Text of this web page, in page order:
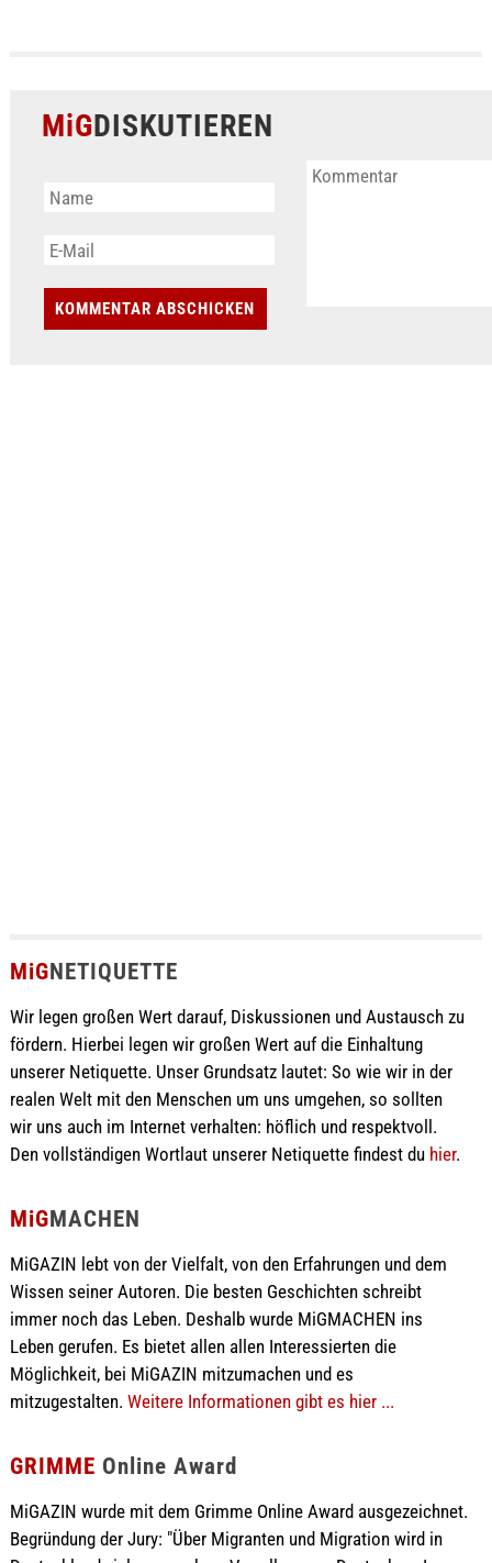
MiGDISKUTIEREN
MiGNETIQUETTE
Wir legen großen Wert darauf, Diskussionen und Austausch zu
fördern. Hierbei legen wir großen Wert auf die Einhaltung
unserer Netiquette. Unser Grundsatz lautet: So wie wir in der
realen Welt mit den Menschen um uns umgehen, so sollten
wir uns auch im Internet verhalten: höflich und respektvoll.
Den vollständigen Wortlaut unserer Netiquette findest du hier.
MiGMACHEN
MiGAZIN lebt von der Vielfalt, von den Erfahrungen und dem
Wissen seiner Autoren. Die besten Geschichten schreibt
immer noch das Leben. Deshalb wurde MiGMACHEN ins
Leben gerufen. Es bietet allen allen Interessierten die
Möglichkeit, bei MiGAZIN mitzumachen und es
mitzugestalten. Weitere Informationen gibt es hier ...
GRIMME Online Award
MiGAZIN wurde mit dem Grimme Online Award ausgezeichnet.
Begründung der Jury: "Über Migranten und Migration wird in